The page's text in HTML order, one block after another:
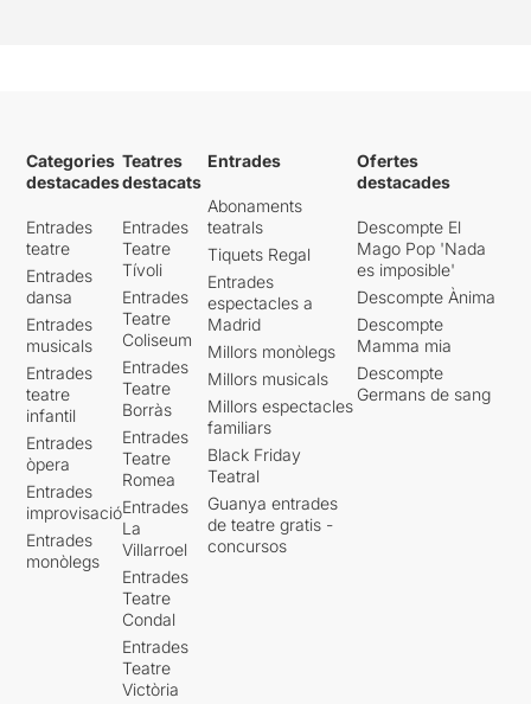
Categories
destacades
Entrades
teatre
Entrades
dansa
Entrades
musicals
Entrades
teatre
infantil
Entrades
òpera
Entrades
improvisació
Entrades
monòlegs
Teatres
destacats
Entrades
Teatre
Tívoli
Entrades
Teatre
Coliseum
Entrades
Teatre
Borràs
Entrades
Teatre
Romea
Entrades
La
Villarroel
Entrades
Teatre
Condal
Entrades
Teatre
Victòria
Entrades
Abonaments
teatrals
Tiquets Regal
Entrades
espectacles a
Madrid
Millors monòlegs
Millors musicals
Millors espectacles
familiars
Black Friday
Teatral
Guanya entrades
de teatre gratis -
concursos
Ofertes
destacades
Descompte El
Mago Pop 'Nada
es imposible'
Descompte Ànima
Descompte
Mamma mia
Descompte
Germans de sang